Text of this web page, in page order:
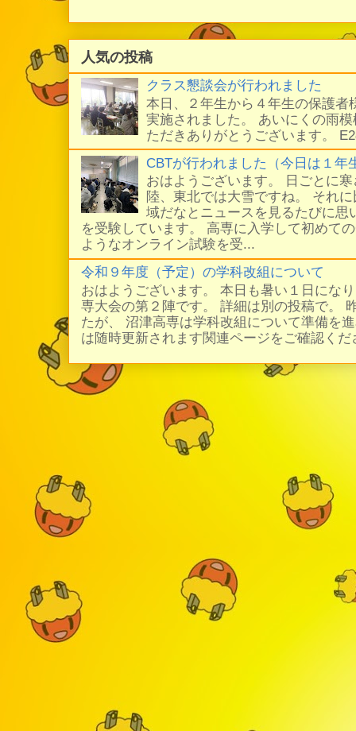
人気の投稿
クラス懇談会が行われました
本日、２年生から４年生の保護者
実施されました。 あいにくの雨
ただきありがとうございます。
CBTが行われました（今日は１年
おはようございます。 日ごとに
陸、東北では大雪ですね。 それ
域だなとニュースを見るたびに思
を受験しています。 高専に入学して初めて
ようなオンライン試験を受...
令和９年度（予定）の学科改組について
おはようございます。 本日も暑い１日にな
専大会の第２陣です。 詳細は別の投稿で。
たが、 沼津高専は学科改組について準備を
は随時更新されます関連ページをご確認く